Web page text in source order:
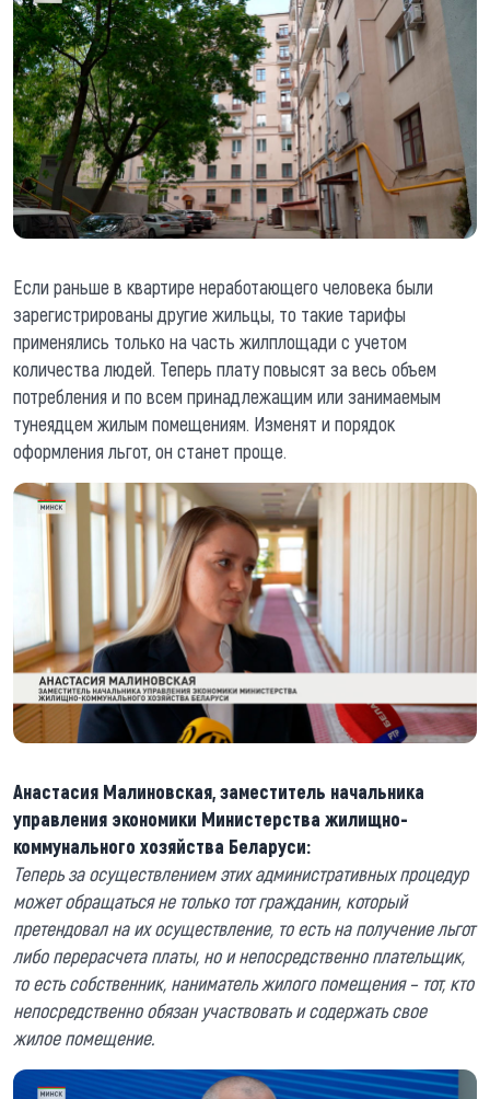
Если раньше в квартире неработающего человека были
зарегистрированы другие жильцы, то такие тарифы
применялись только на часть жилплощади с учетом
количества людей. Теперь плату повысят за весь объем
потребления и по всем принадлежащим или занимаемым
тунеядцем жилым помещениям. Изменят и порядок
оформления льгот, он станет проще.
Анастасия Малиновская, заместитель начальника
управления экономики Министерства жилищно-
коммунального хозяйства Беларуси:
Теперь за осуществлением этих административных процедур
может обращаться не только тот гражданин, который
претендовал на их осуществление, то есть на получение льгот
либо перерасчета платы, но и непосредственно плательщик,
то есть собственник, наниматель жилого помещения – тот, кто
непосредственно обязан участвовать и содержать свое
жилое помещение.